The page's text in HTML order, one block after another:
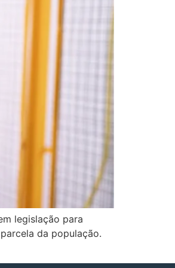
legislação para
da população.